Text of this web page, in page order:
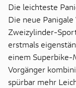
Die leichteste
Die neue
Zweizylinder-
erstmals
einem Superbike-
Vorgänger
spürbar mehr